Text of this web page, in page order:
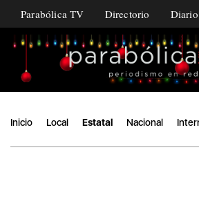
Parabólica TV Directorio Diario
Inicio Local Estatal Nacional